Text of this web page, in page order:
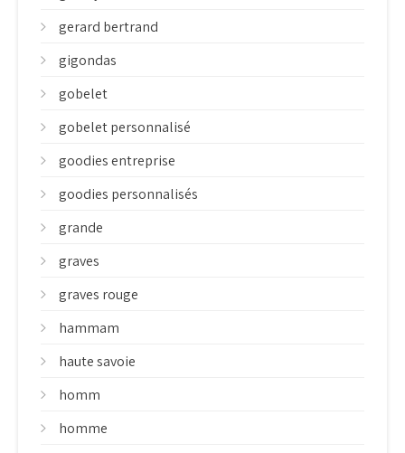
gerard bertrand
gigondas
gobelet
gobelet personnalisé
goodies entreprise
goodies personnalisés
grande
graves
graves rouge
hammam
haute savoie
homm
homme